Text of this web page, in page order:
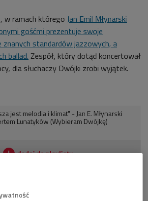
w ramach którego Jan Emil Młynarski
gośćmi prezentuje swoje
standardów jazzowych, a
ballad. Zespół, który dotąd koncertował
dla słuchaczy Dwójki zrobi wyjątek.
jest melodia i klimat" - Jan E. Młynarski
Lunatyków (Wybieram Dwójkę)